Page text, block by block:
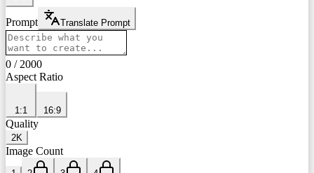
Prompt Translate Prompt
0 / 2000
Aspect Ratio
1:1 16:9
Quality
2K
Image Count